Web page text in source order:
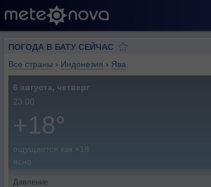
ПОГОДА В БАТУ СЕЙЧАС
Все страны › Индонезия › Ява
6 августа, четверг
23:00
+18°
ощущается как +18
ясно
Давление